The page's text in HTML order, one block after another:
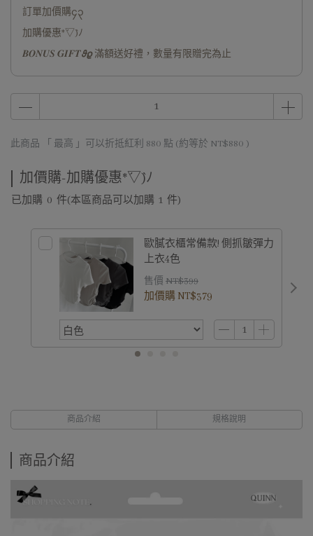
訂單加價購၄၃
加購優惠*´▽`)ﾉ
𝑩𝑶𝑵𝑼𝑺 𝑮𝑰𝑭𝑻𝟅𝟈 滿額送好禮，數量有限贈完為止
此商品 「 最高 」可以折抵紅利 880 點 (約等於 NT$880 )
加價購-加購優惠*´▽`)ﾉ
已加購 0 件(本區商品可以加購 1 件)
歐膩衣櫃常備款! 側抓皺彈力
上衣4色
售價 NT$399
加價購 NT$379
商品介紹 規格說明
商品介紹